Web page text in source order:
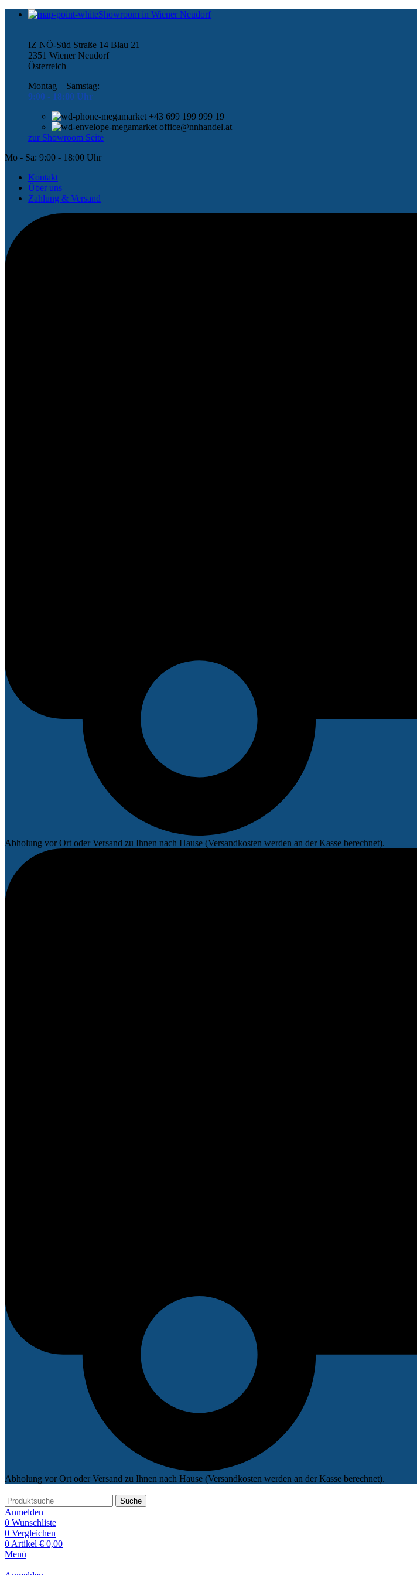
Showroom in Wiener Neudorf
IZ NÖ-Süd Straße 14 Blau 21
2351 Wiener Neudorf
Österreich
Montag – Samstag:
9:00 - 18:00 Uhr
+43 699 199 999 19
office@nnhandel.at
zur Showroom Seite
Mo - Sa: 9:00 - 18:00 Uhr
Kontakt
Über uns
Zahlung & Versand
Abholung vor Ort oder Versand zu Ihnen nach Hause (Versandkosten werden an der Kasse berechnet).
Abholung vor Ort oder Versand zu Ihnen nach Hause (Versandkosten werden an der Kasse berechnet).
Suche
Anmelden
0 Wunschliste
0 Vergleichen
0 Artikel € 0,00
Menü